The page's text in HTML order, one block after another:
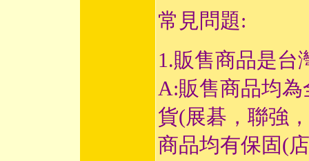
常見問題:
1.販售商品是台
A:販售商品均
貨(展碁，聯強
商品均有保固(